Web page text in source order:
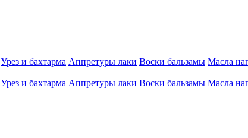
Урез и бахтарма Аппретуры лаки Воски бальзамы Масла
Урез и бахтарма Аппретуры лаки Воски бальзамы Масла